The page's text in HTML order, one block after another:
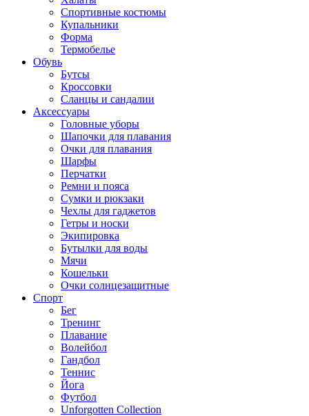
Спортивные костюмы
Купальники
Форма
Термобелье
Обувь
Бутсы
Кроссовки
Сланцы и сандалии
Аксессуары
Головные уборы
Шапочки для плавания
Очки для плавания
Шарфы
Перчатки
Ремни и пояса
Сумки и рюкзаки
Чехлы для гаджетов
Гетры и носки
Экипировка
Бутылки для воды
Мячи
Кошельки
Очки солнцезащитные
Спорт
Бег
Тренинг
Плавание
Волейбол
Гандбол
Теннис
Йога
Футбол
Unforgotten Collection